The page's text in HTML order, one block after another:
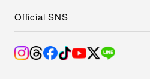
Official SNS